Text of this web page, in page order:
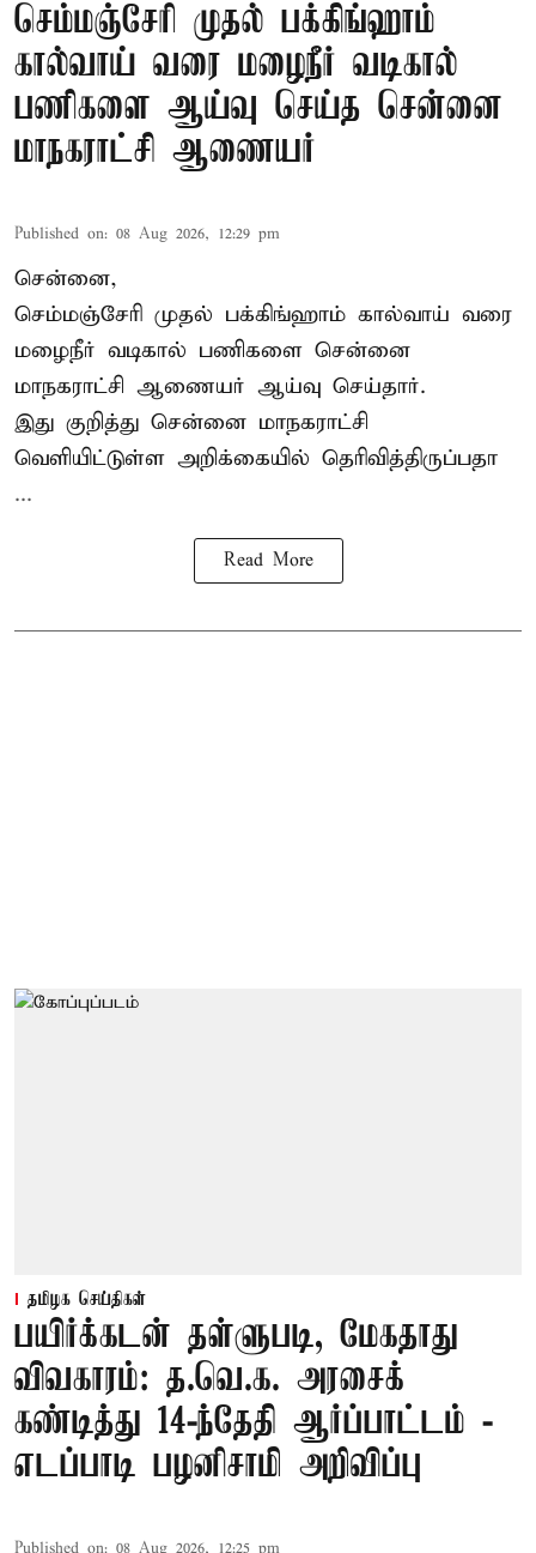
செம்மஞ்சேரி முதல் பக்கிங்ஹாம்
கால்வாய் வரை மழைநீர் வடிகால்
பணிகளை ஆய்வு செய்த சென்னை
மாநகராட்சி ஆணையர்
Published on: 08 Aug 2026, 12:29 pm
சென்னை,
செம்மஞ்சேரி முதல் பக்கிங்ஹாம் கால்வாய் வரை
மழைநீர் வடிகால் பணிகளை சென்னை
மாநகராட்சி ஆணையர் ஆய்வு செய்தார்.
இது குறித்து சென்னை மாநகராட்சி
வெளியிட்டுள்ள அறிக்கையில் தெரிவித்திருப்பதா
...
Read More
தமிழக செய்திகள்
பயிர்க்கடன் தள்ளுபடி, மேகதாது
விவகாரம்: த.வெ.க. அரசைக்
கண்டித்து 14-ந்தேதி ஆர்ப்பாட்டம் -
எடப்பாடி பழனிசாமி அறிவிப்பு
Published on: 08 Aug 2026, 12:25 pm